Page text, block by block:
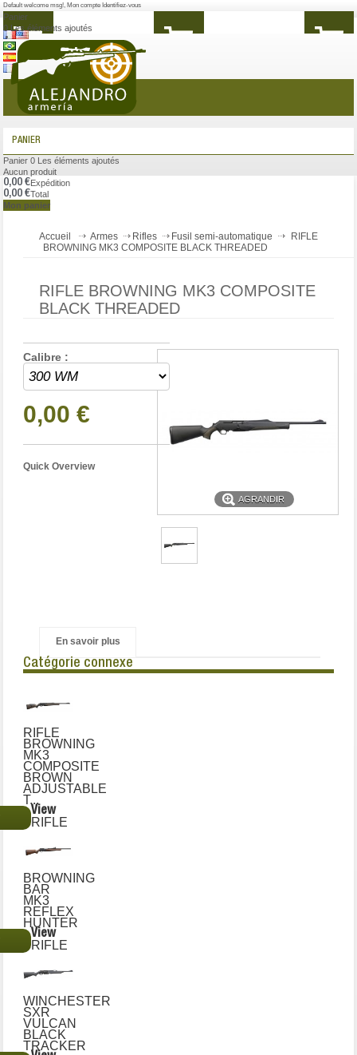
Default welcome msg!, Mon compte Identifiez-vous
Panier
0 Les éléments ajoutés
MENU
PANIER
Panier 0 Les éléments ajoutés
Aucun produit
0,00 €Expédition
0,00 €Total
Mon panier
Accueil Armes Rifles Fusil semi-automatique
RIFLE
BROWNING MK3 COMPOSITE BLACK THREADED
RIFLE BROWNING MK3 COMPOSITE
BLACK THREADED
AGRANDIR
Calibre :
0,00 €
Quick Overview
En savoir plus
Catégorie connexe
RIFLE
BROWNING
MK3
COMPOSITE
BROWN
ADJUSTABLE
T...
View
RIFLE
BROWNING
BAR
MK3
REFLEX
HUNTER
View
RIFLE
WINCHESTER
SXR
VULCAN
BLACK
TRACKER